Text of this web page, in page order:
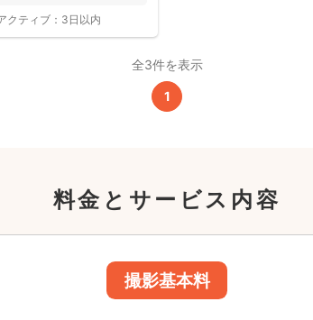
クティブ： 3日以内
全3件を表示
1
料金とサービス内容
日祝 29,700
れしいをまるっと込めました
(目安)撮影
ォトグラファー出張料*